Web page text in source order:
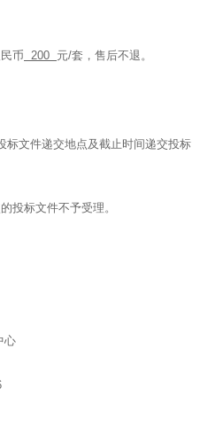
币 200 元/套，售后不退。
文件递交地点及截止时间递交投标
投标文件不予受理。
心